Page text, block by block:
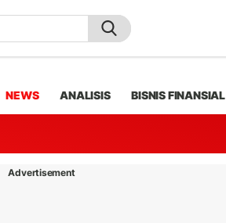
NEWS ANALISIS BISNIS FINANSIAL
Advertisement